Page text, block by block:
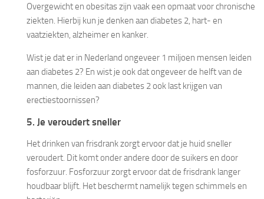
Overgewicht en obesitas zijn vaak een opmaat voor chronische
ziekten. Hierbij kun je denken aan diabetes 2, hart- en
vaatziekten, alzheimer en kanker.
Wist je dat er in Nederland ongeveer 1 miljoen mensen leiden
aan diabetes 2? En wist je ook dat ongeveer de helft van de
mannen, die leiden aan diabetes 2 ook last krijgen van
erectiestoornissen?
5. Je veroudert sneller
Het drinken van frisdrank zorgt ervoor dat je huid sneller
veroudert. Dit komt onder andere door de suikers en door
fosforzuur. Fosforzuur zorgt ervoor dat de frisdrank langer
houdbaar blijft. Het beschermt namelijk tegen schimmels en